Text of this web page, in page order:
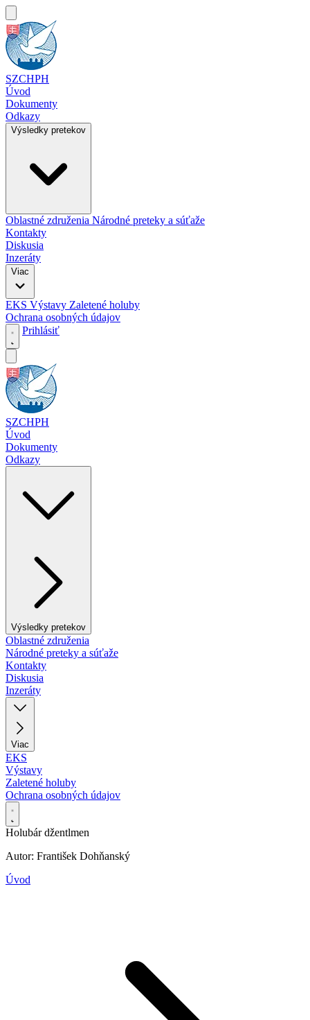
SZCHPH
Úvod
Dokumenty
Odkazy
Výsledky pretekov
Oblastné združenia Národné preteky a súťaže
Kontakty
Diskusia
Inzeráty
Viac
EKS Výstavy Zaletené holuby
Ochrana osobných údajov
Prihlásiť
SZCHPH
Úvod
Dokumenty
Odkazy
Výsledky pretekov
Oblastné združenia
Národné preteky a súťaže
Kontakty
Diskusia
Inzeráty
Viac
EKS
Výstavy
Zaletené holuby
Ochrana osobných údajov
Holubár džentlmen
Autor: František Dohňanský
Úvod